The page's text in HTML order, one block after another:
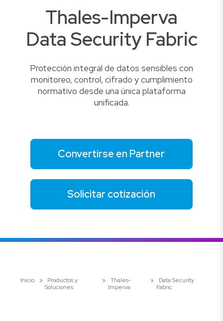
Thales-Imperva
Data Security Fabric
Protección integral de datos sensibles con
monitoreo, control, cifrado y cumplimiento
normativo desde una única plataforma
unificada.
Convertirse en Partner
Solicitar cotización
Inicio »
Productos y
Soluciones
»
Thales-
Imperva
»
Data Security
Fabric